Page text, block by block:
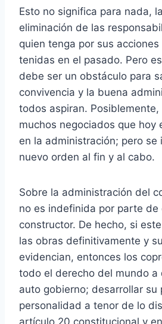
Esto no significa para nada,
eliminación de las
quien tenga por sus acciones
tenidas en el pasado. Pero
debe ser un obstáculo para
convivencia y la buena
todos aspiran. Posiblemente,
muchos negociados que hoy
en la administración; pero se
nuevo orden al fin y al cabo.
Sobre la administración del
no es indefinida por parte de
constructor. De hecho, si
las obras definitivamente y
evidencian, entonces los
todo el derecho del mundo a
auto gobierno; desarrollar su
personalidad a tenor de lo